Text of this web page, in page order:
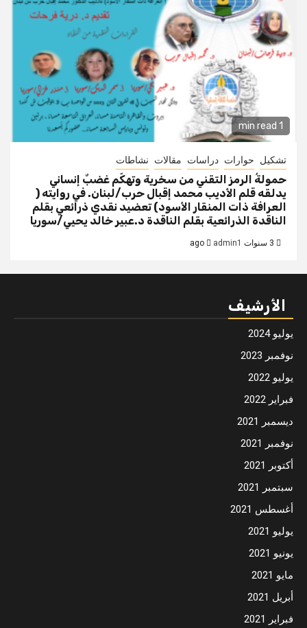
1 min read
تشكيل حوارات دراسات مقالات نشاطات
حمولةُ الرمز التقني من سخرية وتهكّم غضبٌ إنساني
يدلقه قلم الأديب محمد إقبال حرب/لبنان. في روايته (
العرافة ذات المنقار الأسود) تعضيد نقدي ذرائعي بقلم
الناقدة الذرائعية بقلم الناقدة د.عبير خالد يحيي/سوريا
admin1
الأرشيف
يوليو 2024
نوفمبر 2023
يوليو 2022
فبراير 2022
ديسمبر 2021
نوفمبر 2021
أكتوبر 2021
سبتمبر 2021
أغسطس 2021
يوليو 2021
يونيو 2021
مايو 2021
أبريل 2021
فبراير 2021